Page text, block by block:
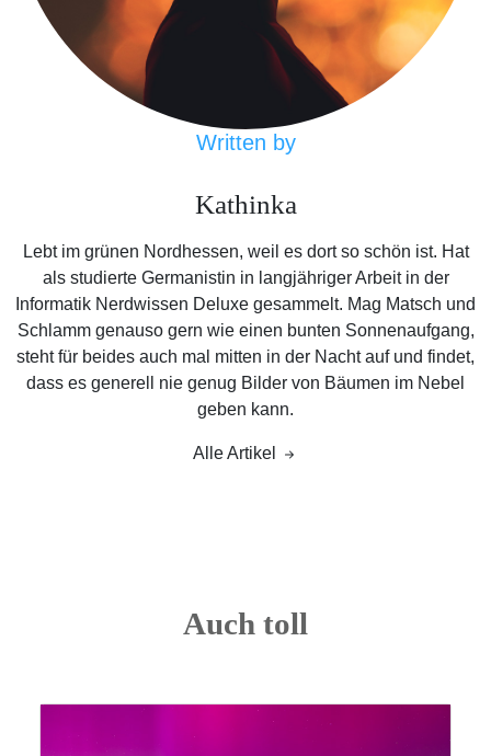
Written by
Kathinka
Lebt im grünen Nordhessen, weil es dort so schön ist. Hat
als studierte Germanistin in langjähriger Arbeit in der
Informatik Nerdwissen Deluxe gesammelt. Mag Matsch und
Schlamm genauso gern wie einen bunten Sonnenaufgang,
steht für beides auch mal mitten in der Nacht auf und findet,
dass es generell nie genug Bilder von Bäumen im Nebel
geben kann.
Alle Artikel
Auch toll